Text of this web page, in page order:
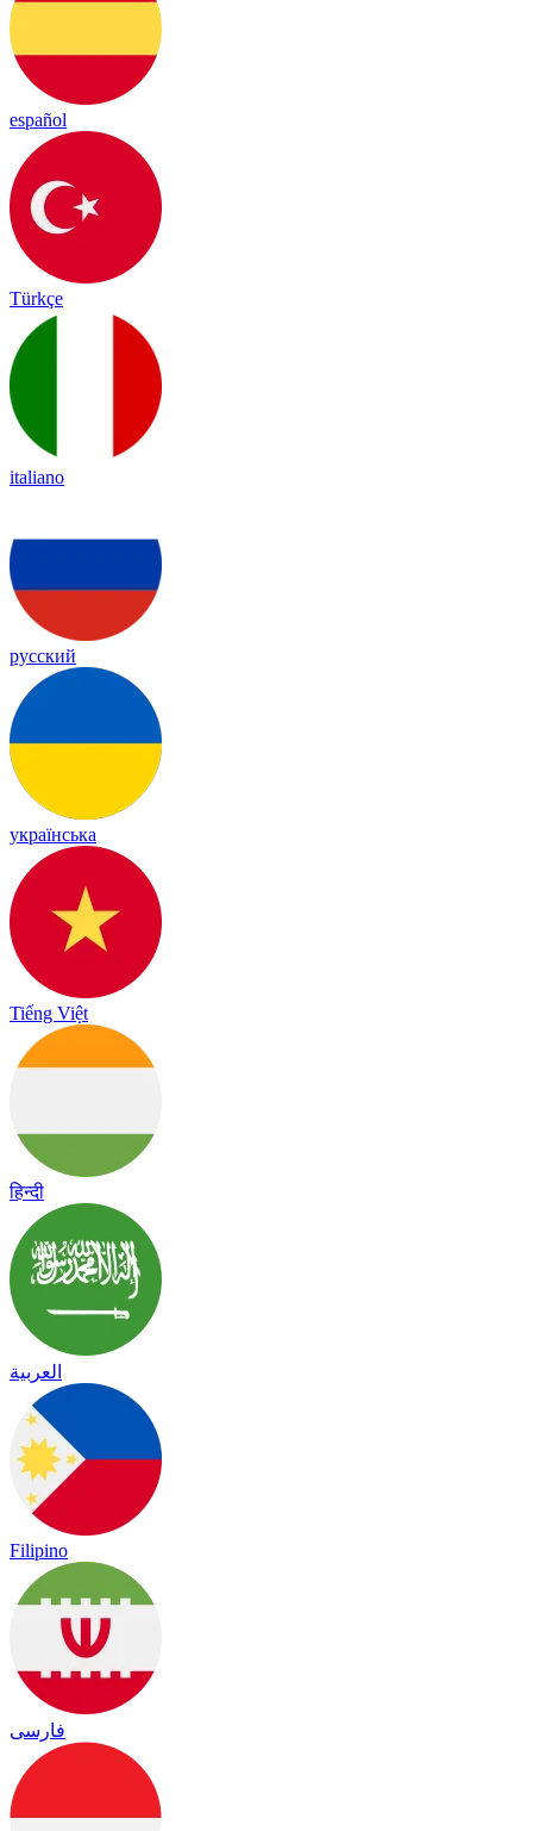
español
Türkçe
italiano
русский
українська
Tiếng Việt
हिन्दी
العربية
Filipino
فارسی